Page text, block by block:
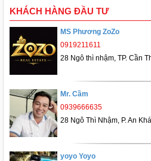
KHÁCH HÀNG ĐẦU TƯ
MS Phương ZoZo
0919211611
28 Ngô thì nhậm, TP. Cần
Mr. Cầm
0939666635
28 Ngô Thì Nhậm, P. An
yoyo Yoyo